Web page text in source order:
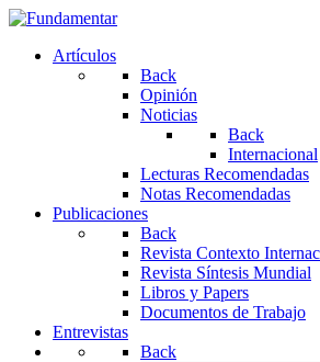
Artículos
Back
Opinión
Noticias
Back
Internacional
Lecturas Recomendadas
Notas Recomendadas
Publicaciones
Back
Revista Contexto
Revista Síntesis Mundial
Libros y Papers
Documentos de Trabajo
Entrevistas
Back